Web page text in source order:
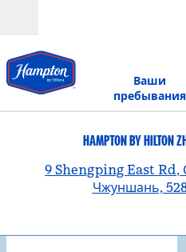
Ваши
пребывания
HAMPTON BY HILTON
9 Shengping East
Чжуншань,